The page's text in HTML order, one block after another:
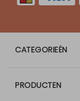
CATEGORIEËN
PRODUCTEN